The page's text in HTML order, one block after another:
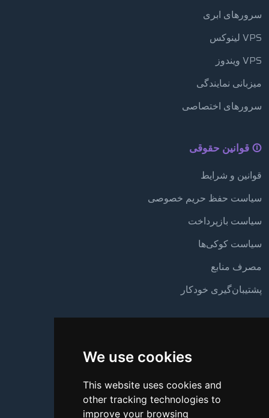
We use cookies
This website uses cookies and
other tracking technologies to
improve your browsing
سرورهای ابری
VPS لینوکس
VPS ویندوز
میزبانی نمایندگی
سرورهای اختصاصی
قوانین حقوقی
قوانین و شرایط
سیاست حفظ حریم خصوصی
سیاست بازپرداخت
سیاست کوکی‌ها
مصرف منابع
پشتیبان‌گیری خودکار
تماس با ما
سؤالات متداول